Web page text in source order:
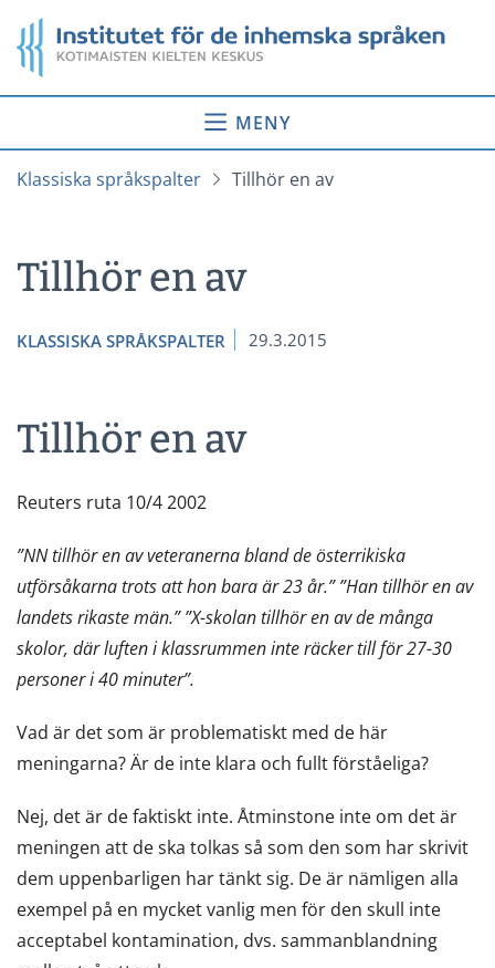
till
innehåll
Startsida
MENY
Klassiska språkspalter Tillhör en av
Tillhör en av
KLASSISKA SPRÅKSPALTER 29.3.2015
Tillhör en av
Reuters ruta 10/4 2002
”NN tillhör en av veteranerna bland de österrikiska
utförsåkarna trots att hon bara är 23 år.” ”Han tillhör en av
landets rikaste män.” ”X-skolan tillhör en av de många
skolor, där luften i klassrummen inte räcker till för 27-30
personer i 40 minuter”.
Vad är det som är problematiskt med de här
meningarna? Är de inte klara och fullt förståeliga?
Nej, det är de faktiskt inte. Åtminstone inte om det är
meningen att de ska tolkas så som den som har skrivit
dem uppenbarligen har tänkt sig. De är nämligen alla
exempel på en mycket vanlig men för den skull inte
acceptabel kontamination, dvs. sammanblandning